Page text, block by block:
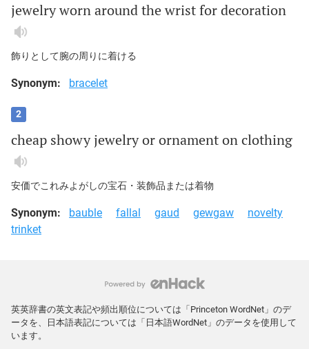
jewelrywornaroundthe wristfordecoration
飾りとして腕の周りに着ける
Synonym: bracelet
2
cheap showy jewelryorornamentonclothing
安価でこれみよがしの宝石・装飾品または着物
Synonym: bauble fallal gaud gewgaw
novelty
trinket
英英辞書の英文表記や頻出順位については「Princeton WordNet」のデ
ータを、日本語表記については「日本語WordNet」のデータを使用して
います。